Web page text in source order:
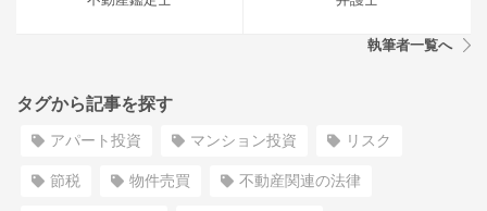
執筆者一覧へ
タグから記事を探す
アパート投資 マンション投資 リスク
節税 物件売買 不動産関連の法律